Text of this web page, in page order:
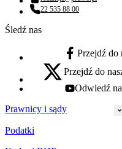
Adres email:
Numer telefonu:
22 535 88 00
Śledź nas
facebook - otwiera
Przejdź do
x - otwiera się w nowej
Przejdź do
youtube - otwiera
Odwiedź
Prawnicy i sądy
Podatki